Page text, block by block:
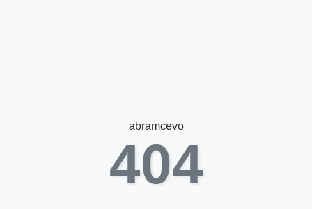
abramcevo
404